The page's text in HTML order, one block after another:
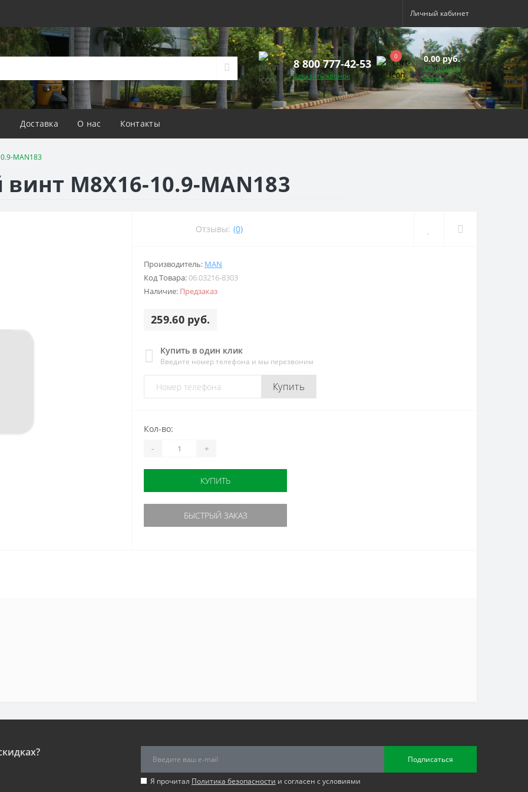
Личный кабинет
8 800 777-42-53
Заказать звонок
0 0.00 руб.
Оформить
заказ
Доставка О нас Контакты
MAN183
M8X16-10.9-MAN183
Отзывы: (0)
Производитель: MAN
Код Товара:06.03216-8303
Наличие: Предзаказ
259.60 руб.
Купить в один клик
Введите номер телефона и мы перезвоним
Купить
Кол-во:
- +
КУПИТЬ
БЫСТРЫЙ ЗАКАЗ
Подписаться
Я прочитал Политика безопасности и согласен с условиями